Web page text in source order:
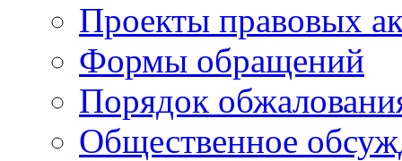
Проекты правовых
Формы обращений
Порядок
Общественное